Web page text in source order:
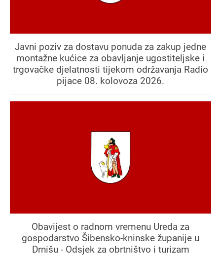
Javni poziv za dostavu ponuda za zakup jedne
montažne kućice za obavljanje ugostiteljske i
trgovačke djelatnosti tijekom održavanja Radio
pijace 08. kolovoza 2026.
Obavijest o radnom vremenu Ureda za
gospodarstvo Šibensko-kninske županije u
Drnišu - Odsjek za obrtništvo i turizam